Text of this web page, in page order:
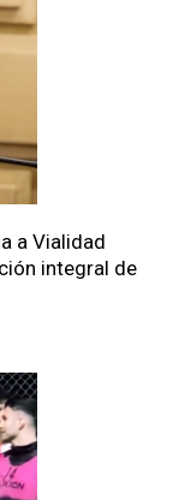
a Vialidad
integral de